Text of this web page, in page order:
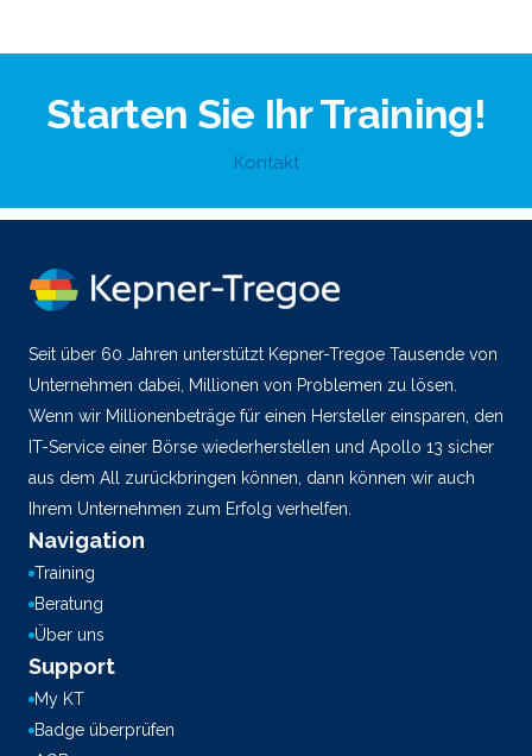
Starten Sie Ihr Training!
Kontakt
Seit über 60 Jahren unterstützt Kepner-Tregoe Tausende von
Unternehmen dabei, Millionen von Problemen zu lösen.
Wenn wir Millionenbeträge für einen Hersteller einsparen, den
IT-Service einer Börse wiederherstellen und Apollo 13 sicher
aus dem All zurückbringen können, dann können wir auch
Ihrem Unternehmen zum Erfolg verhelfen.
Navigation
Training
Beratung
Über uns
Support
My KT
Badge überprüfen